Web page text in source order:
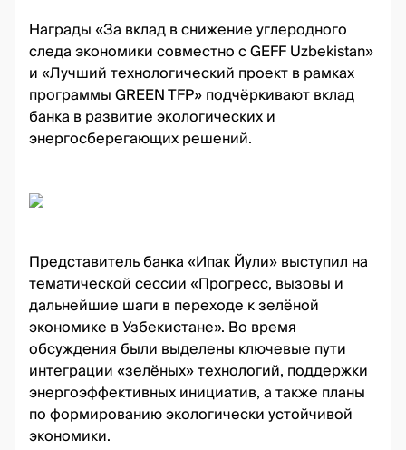
Награды «За вклад в снижение углеродного
следа экономики совместно с GEFF Uzbekistan»
и «Лучший технологический проект в рамках
программы GREEN TFP» подчёркивают вклад
банка в развитие экологических и
энергосберегающих решений.
Представитель банка «Ипак Йули» выступил на
тематической сессии «Прогресс, вызовы и
дальнейшие шаги в переходе к зелёной
экономике в Узбекистане». Во время
обсуждения были выделены ключевые пути
интеграции «зелёных» технологий, поддержки
энергоэффективных инициатив, а также планы
по формированию экологически устойчивой
экономики.